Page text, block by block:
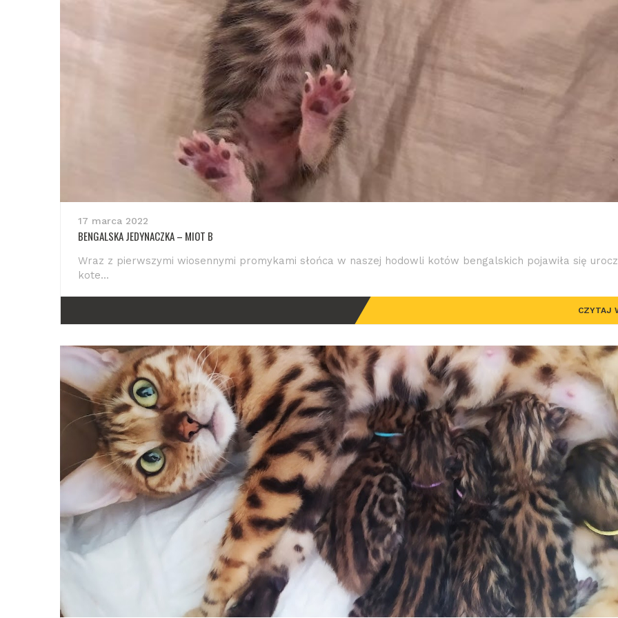
17 marca 2022
BENGALSKA JEDYNACZKA – MIOT B
Wraz z pierwszymi wiosennymi promykami słońca w naszej hodowli kotów bengalskich pojawiła się
kote...
CZYTAJ